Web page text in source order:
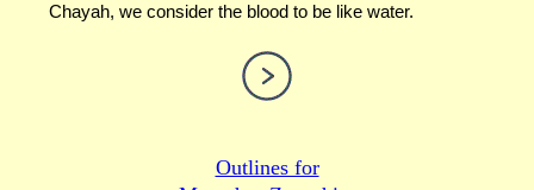
Chayah, we consider the blood to be like water.
Outlines for